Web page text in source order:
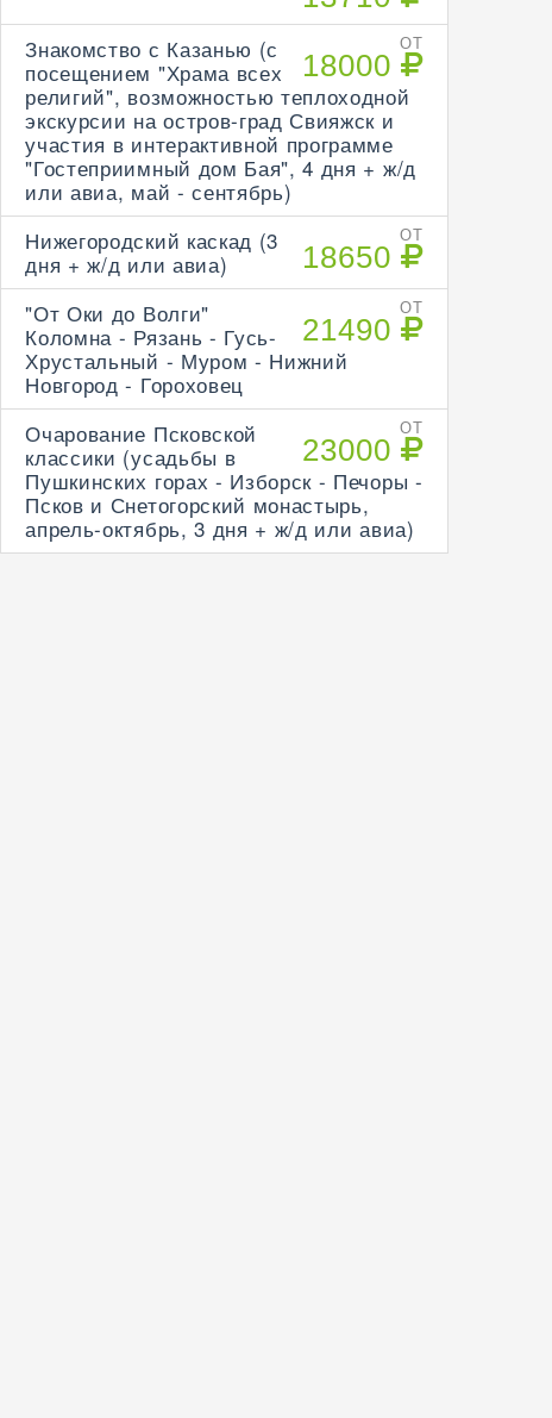
ОТ
18000
Знакомство с Казанью (с
посещением "Храма всех
религий", возможностью теплоходной
экскурсии на остров-град Свияжск и
участия в интерактивной программе
"Гостеприимный дом Бая", 4 дня + ж/д
или авиа, май - сентябрь)
ОТ
18650
Нижегородский каскад (3
дня + ж/д или авиа)
ОТ
21490
"От Оки до Волги"
Коломна - Рязань - Гусь-
Хрустальный - Муром - Нижний
Новгород - Гороховец
ОТ
23000
Очарование Псковской
классики (усадьбы в
Пушкинских горах - Изборск - Печоры -
Псков и Снетогорский монастырь,
апрель-октябрь, 3 дня + ж/д или авиа)